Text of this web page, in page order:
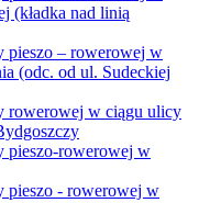
(kładka nad linią
pieszo – rowerowej w
(odc. od ul. Sudeckiej
rowerowej w ciągu ulicy
pieszo-rowerowej w
pieszo - rowerowej w